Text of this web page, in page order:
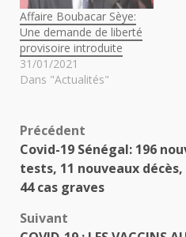
Affaire Boubacar Sèye:
Une demande de liberté
provisoire introduite
31/01/2021
Dans "Actualités"
Navigation
d’article
Précédent
Covid-19 Sénégal: 196
tests, 11 nouveaux
44 cas graves
Suivant